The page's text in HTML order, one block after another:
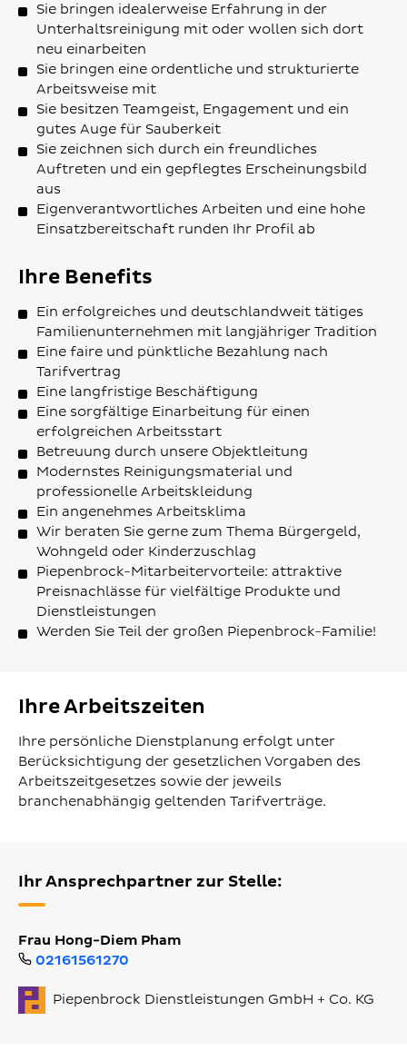
Sie bringen idealerweise Erfahrung in der
Unterhaltsreinigung mit oder wollen sich dort
neu einarbeiten
Sie bringen eine ordentliche und strukturierte
Arbeitsweise mit
Sie besitzen Teamgeist, Engagement und ein
gutes Auge für Sauberkeit
Sie zeichnen sich durch ein freundliches
Auftreten und ein gepflegtes Erscheinungsbild
aus
Eigenverantwortliches Arbeiten und eine hohe
Einsatzbereitschaft runden Ihr Profil ab
Ihre Benefits
Ein erfolgreiches und deutschlandweit tätiges
Familienunternehmen mit langjähriger Tradition
Eine faire und pünktliche Bezahlung nach
Tarifvertrag
Eine langfristige Beschäftigung
Eine sorgfältige Einarbeitung für einen
erfolgreichen Arbeitsstart
Betreuung durch unsere Objektleitung
Modernstes Reinigungsmaterial und
professionelle Arbeitskleidung
Ein angenehmes Arbeitsklima
Wir beraten Sie gerne zum Thema Bürgergeld,
Wohngeld oder Kinderzuschlag
Piepenbrock-Mitarbeitervorteile: attraktive
Preisnachlässe für vielfältige Produkte und
Dienstleistungen
Werden Sie Teil der großen Piepenbrock-Familie!
Ihre Arbeitszeiten
Ihre persönliche Dienstplanung erfolgt unter
Berücksichtigung der gesetzlichen Vorgaben des
Arbeitszeitgesetzes sowie der jeweils
branchenabhängig geltenden Tarifverträge.
Ihr Ansprechpartner zur Stelle:
Frau Hong-Diem Pham
02161561270
Piepenbrock Dienstleistungen GmbH + Co. KG